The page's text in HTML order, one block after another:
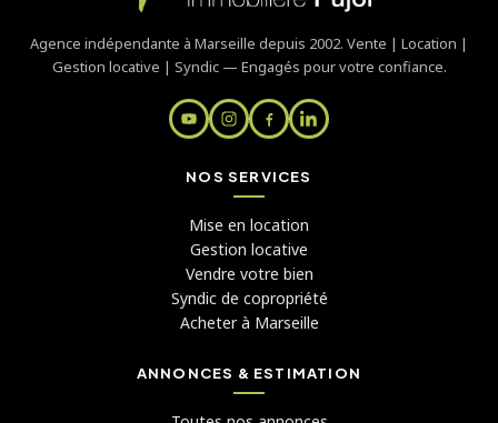
Agence indépendante à Marseille depuis 2002. Vente | Location |
Gestion locative | Syndic — Engagés pour votre confiance.
NOS SERVICES
Mise en location
Gestion locative
Vendre votre bien
Syndic de copropriété
Acheter à Marseille
ANNONCES & ESTIMATION